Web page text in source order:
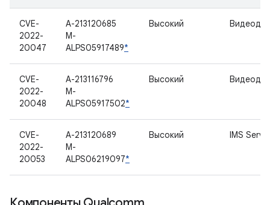
CVE-
2022-
20047
A-213120685
M-
ALPS05917489*
Высокий
CVE-
2022-
20048
A-213116796
M-
ALPS05917502*
Высокий
CVE-
2022-
20053
A-213120689
M-
ALPS06219097*
Высокий IMS